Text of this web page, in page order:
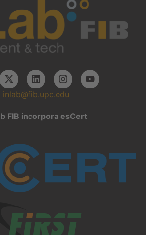
inlab@fib.upc.edu
FIB incorpora esCert